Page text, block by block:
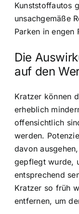
Kunststoffautos
unsachgemäße
Parken in engen
Die
auf den
Kratzer können
erheblich
offensichtlich
werden.
davon
gepflegt wurde,
entsprechend
Kratzer so früh
entfernen, um